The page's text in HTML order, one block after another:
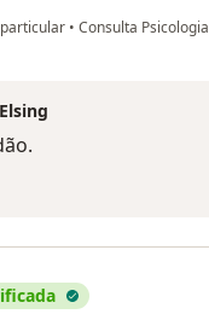
• Consulta Psicologia